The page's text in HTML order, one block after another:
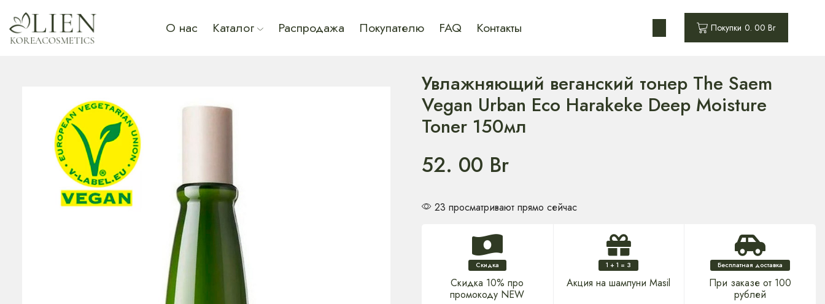
О нас Каталог Распродажа Покупателю FAQ Контакты Покупки 0. 00Br
Увлажняющий веганский тонер The Saem
Vegan Urban Eco Harakeke Deep Moisture
Toner 150мл
52. 00 Br
23 просматривают прямо сейчас
Скидка
Скидка 10% про
промокоду NEW
1 + 1 = 3
Акция на шампуни Masil
Бесплатная доставка
При заказе от 100
рублей